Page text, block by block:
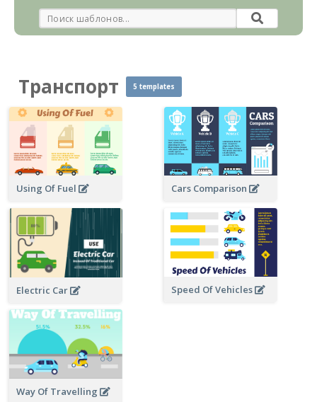
Транспорт 5 templates
Using Of Fuel Cars Comparison
Electric Car Speed Of Vehicles
Way Of Travelling